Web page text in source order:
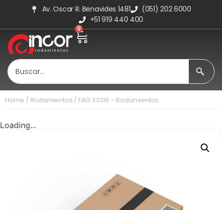
Av. Oscar R. Benavides 1481
(051) 202 6000
+51 919 440 400
0
Home / Rodamientos / FAG 33216 – Rodamientos
Loading...